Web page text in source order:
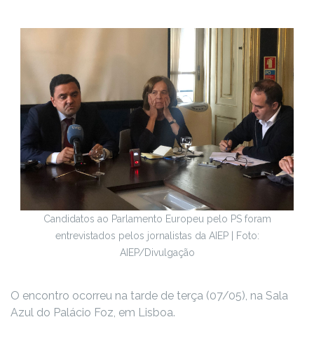
Candidatos ao Parlamento Europeu pelo PS foram
entrevistados pelos jornalistas da AIEP | Foto:
AIEP/Divulgação
O encontro ocorreu na tarde de terça (07/05), na Sala
Azul do Palácio Foz, em Lisboa.